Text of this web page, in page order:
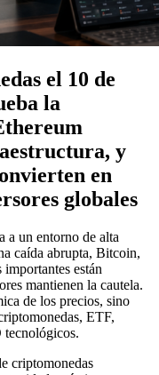
el 10 de
la
y
en
globales
a un entorno de alta
caída abrupta, Bitcoin,
están
mantienen la cautela.
de los precios, sino
ETF,
tecnológicos.
criptomonedas